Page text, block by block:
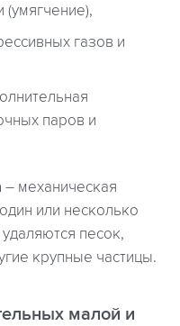
(умягчение),
газов и
паров и
– механическая
или несколько
песок,
крупные частицы.
малой и